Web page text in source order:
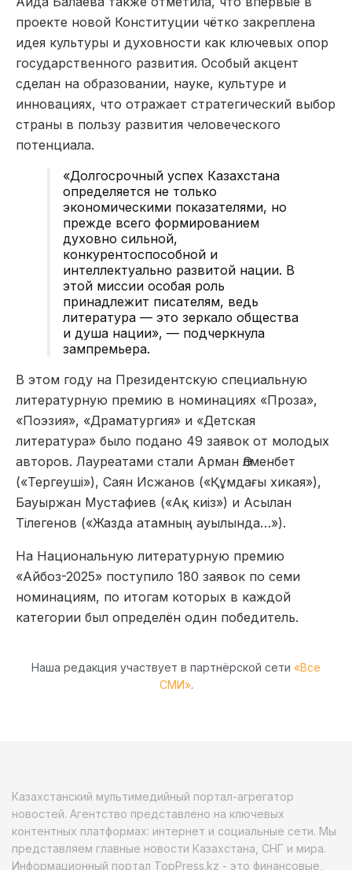
проекте новой Конституции чётко закреплена
идея культуры и духовности как ключевых опор
государственного развития. Особый акцент
сделан на образовании, науке, культуре и
инновациях, что отражает стратегический выбор
страны в пользу развития человеческого
потенциала.
«Долгосрочный успех Казахстана
определяется не только
экономическими показателями, но
прежде всего формированием
духовно сильной,
конкурентоспособной и
интеллектуально развитой нации. В
этой миссии особая роль
принадлежит писателям, ведь
литература — это зеркало общества
и душа нации», — подчеркнула
зампремьера.
В этом году на Президентскую специальную
литературную премию в номинациях «Проза»,
«Поэзия», «Драматургия» и «Детская
литература» было подано 49 заявок от молодых
авторов. Лауреатами стали Арман Әлменбет
(«Тергеуші»), Саян Исжанов («Құмдағы хикая»),
Бауыржан Мустафиев («Ақ киіз») и Асылан
Тілегенов («Жазда атамның ауылында…»).
На Национальную литературную премию
«Айбоз-2025» поступило 180 заявок по семи
номинациям, по итогам которых в каждой
категории был определён один победитель.
Наша редакция участвует в партнёрской сети «Все
СМИ».
Казахстанский мультимедийный портал-агрегатор
новостей. Агентство представлено на ключевых
контентных платформах: интернет и социальные сети. Мы
представляем главные новости Казахстана, СНГ и мира.
Информационный портал TopPress.kz - это финансовые,